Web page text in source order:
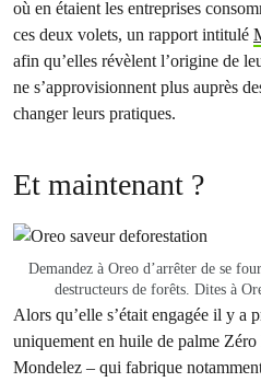
où en étaient les entreprises
ces deux volets, un rapport intitulé
afin qu’elles révèlent l’origine de
ne s’approvisionnent plus auprès
changer leurs pratiques.
Et maintenant ?
Demandez à Oreo d’arrêter de se
destructeurs de forêts. Dites à
Alors qu’elle s’était engagée il y a
uniquement en huile de palme
Mondelez – qui fabrique